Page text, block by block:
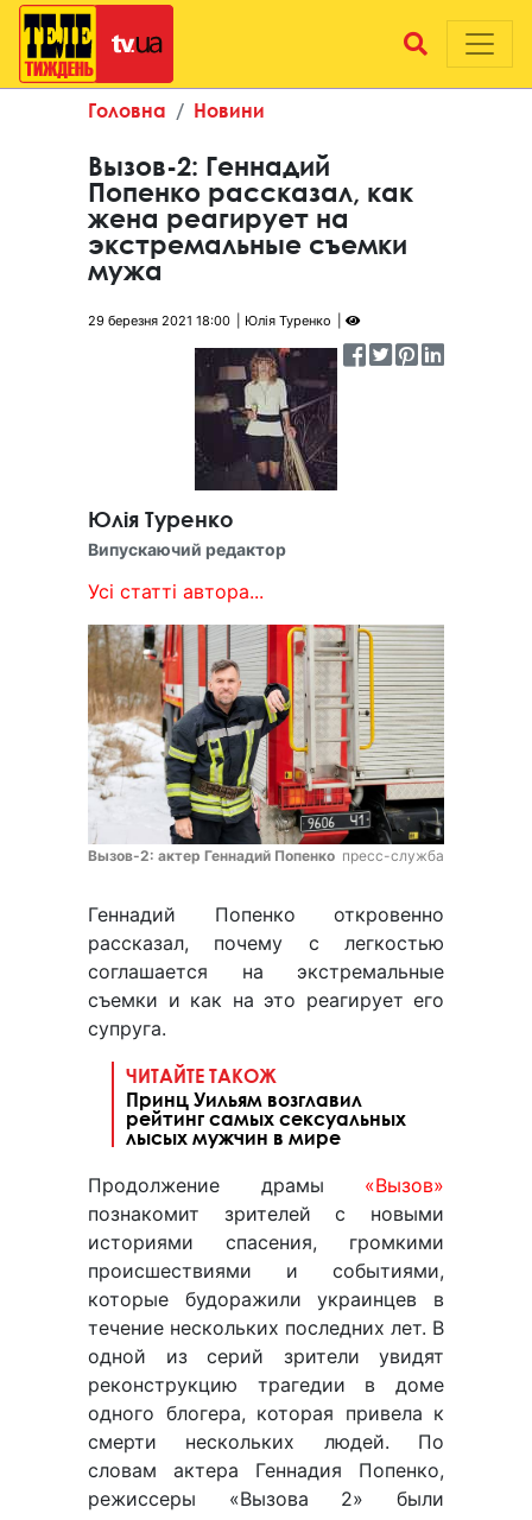
Головна Новини
Вызов-2: Геннадий
Попенко рассказал, как
жена реагирует на
экстремальные съемки
мужа
29 березня 2021 18:00 Юлія Туренко
Юлія Туренко
Випускаючий редактор
Усі статті автора...
Вызов-2: актер Геннадий Попенко пресс-служба
Геннадий Попенко откровенно
рассказал, почему с легкостью
соглашается на экстремальные
съемки и как на это реагирует его
супруга.
ЧИТАЙТЕ ТАКОЖ
Принц Уильям возглавил
рейтинг самых сексуальных
лысых мужчин в мире
Продолжение драмы «Вызов»
познакомит зрителей с новыми
историями спасения, громкими
происшествиями и событиями,
которые будоражили украинцев в
течение нескольких последних лет. В
одной из серий зрители увидят
реконструкцию трагедии в доме
одного блогера, которая привела к
смерти нескольких людей. По
словам актера Геннадия Попенко,
режиссеры «Вызова 2» были